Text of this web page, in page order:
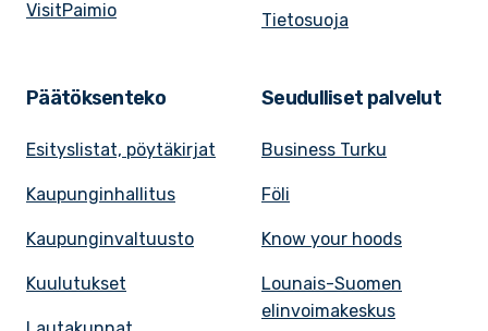
VisitPaimio Tietosuoja
Päätöksenteko
Esityslistat, pöytäkirjat
Kaupunginhallitus
Kaupunginvaltuusto
Kuulutukset
Seudulliset palvelut
Business Turku
Föli
Know your hoods
Lounais-Suomen
elinvoimakeskus